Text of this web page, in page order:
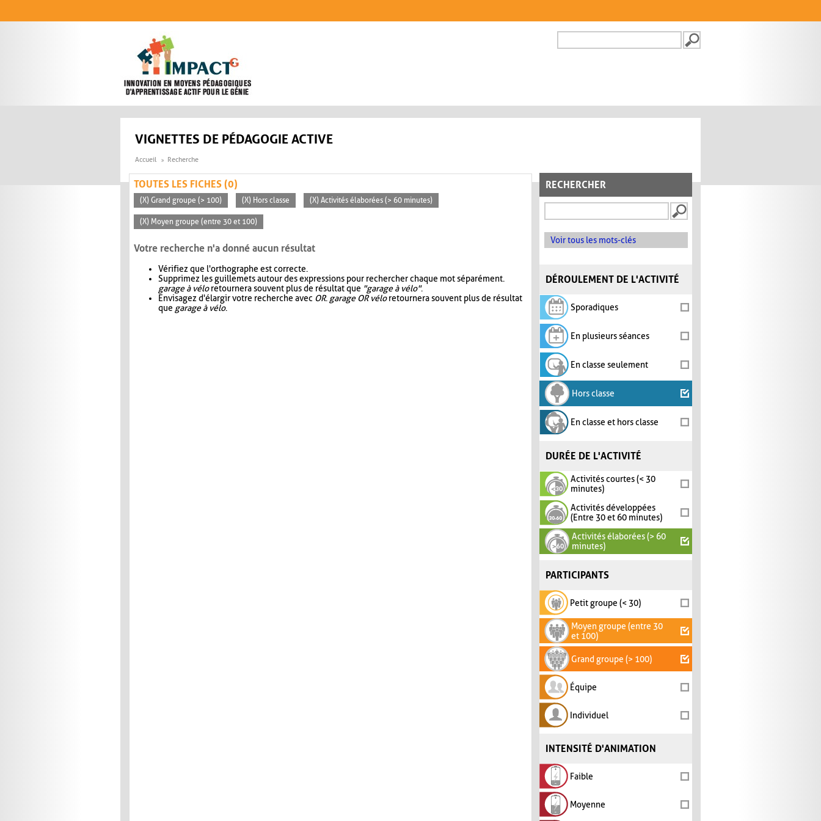
FORMULAIRE DE
VIGNETTES DE PÉDAGOGIE ACTIVE
Accueil Recherche
RECHERCHER
Voir tous les mots-clés
DÉROULEMENT DE L'ACTIVITÉ
Sporadiques
En plusieurs séances
En classe seulement
Hors classe
En classe et hors classe
DURÉE DE L'ACTIVITÉ
Activités courtes (< 30
minutes)
Activités développées
(Entre 30 et 60 minutes)
Activités élaborées (> 60
minutes)
PARTICIPANTS
Petit groupe (< 30)
Moyen groupe (entre 30
et 100)
Grand groupe (> 100)
Équipe
Individuel
INTENSITÉ D'ANIMATION
Faible
Moyenne
TOUTES LES FICHES (0)
(X) Grand groupe (> 100) (X) Hors classe (X) Activités élaborées (> 60 minutes)
(X) Moyen groupe (entre 30 et 100)
Votre recherche n'a donné aucun résultat
Vérifiez que l'orthographe est correcte.
Supprimez les guillemets autour des expressions pour rechercher chaque mot séparément.
garage à véloretournera souvent plus de résultat que "garage à vélo".
Envisagez d'élargir votre recherche avec OR. garage OR véloretournera souvent plus de résultat
que garage à vélo.